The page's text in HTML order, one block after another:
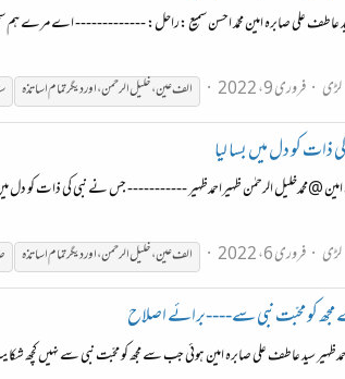
علی صابرہ امین محمّد احسن سمیع :راحل: ------------- اے مرے ہم سخن
لڑی فروری 9، 2022 الفعین،خلیلالرحمن،اوردیگرتماماساتذہ
کو دل میں بسا لیا
@محمدخلیل الرحمٰن ظہیراحمدظہیر ----------- جس نے نبی کی ذات کو دل
لڑی فروری 6، 2022 الفعین،خلیلالرحمن،اوردیگرتماماساتذہ
کو محبّت نبی سے----برائے اصلاح
سید عاطف علی صابرہ امین ہوئی جب سے مجھ کو محبّت نبی سے